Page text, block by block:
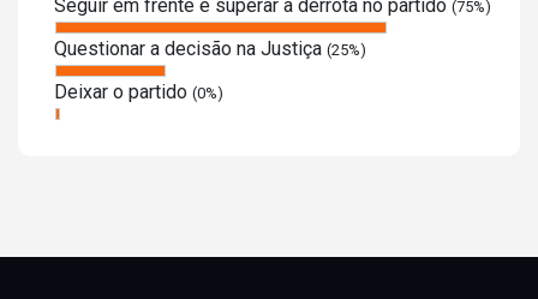
Seguir em frente e superar a derrota no partido (75%)
Questionar a decisão na Justiça (25%)
Deixar o partido (0%)